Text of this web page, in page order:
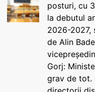
posturi, cu
la debutul
2026-2027,
de Alin
Gorj:
grav de tot.